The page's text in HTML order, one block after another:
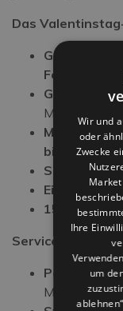
Das
Februar
Gültig für
Monat August
bis Freitag
Suite mit
Eine
15% Rabatt
Pool direkt
Meerblick
Wir und
oder
Zwecke
Ihre
um